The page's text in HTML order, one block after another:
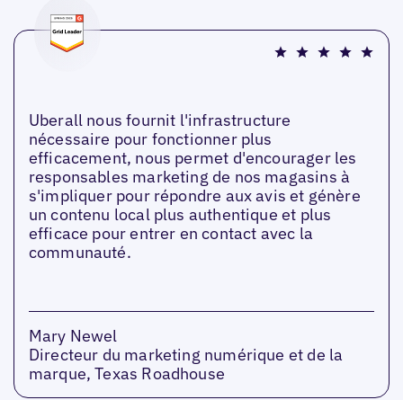
Uberall nous fournit l'infrastructure
nécessaire pour fonctionner plus
efficacement, nous permet d'encourager les
responsables marketing de nos magasins à
s'impliquer pour répondre aux avis et génère
un contenu local plus authentique et plus
efficace pour entrer en contact avec la
communauté.
Mary Newel
Directeur du marketing numérique et de la
marque, Texas Roadhouse